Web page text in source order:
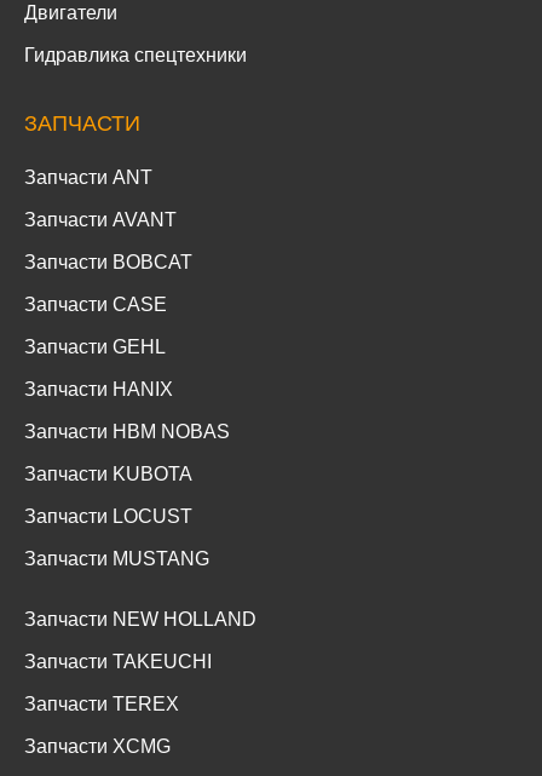
Двигатели
Гидравлика спецтехники
ЗАПЧАСТИ
Запчасти ANT
Запчасти AVANT
Запчасти BOBCAT
Запчасти CASE
Запчасти GEHL
Запчасти HANIX
Запчасти HBM NOBAS
Запчасти KUBOTA
Запчасти LOCUST
Запчасти MUSTANG
Запчасти NEW HOLLAND
Запчасти TAKEUCHI
Запчасти TEREX
Запчасти XCMG